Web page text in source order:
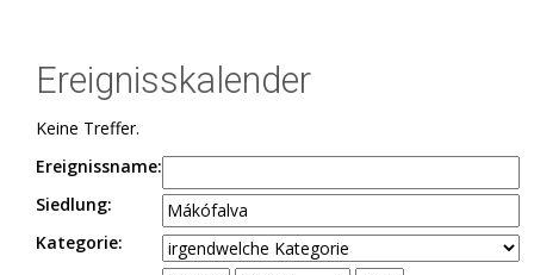
Ereignisskalender
Keine Treffer.
Ereignissname:
Siedlung:
Kategorie: